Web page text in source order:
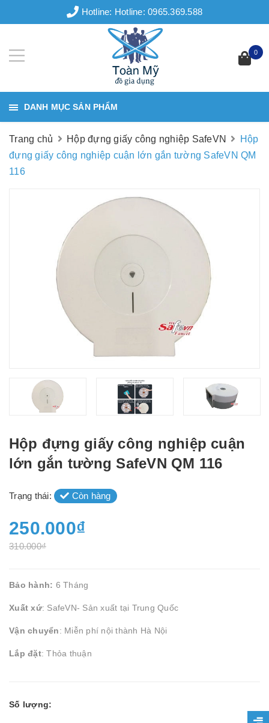
Hotline: Hotline: 0965.369.588
0
DANH MỤC SẢN PHẨM
Trang chủ Hộp đựng giấy công nghiệp SafeVN
Hộp
đựng giấy công nghiệp cuận lớn gắn tường SafeVN QM
116
Hộp đựng giấy công nghiệp cuận
lớn gắn tường SafeVN QM 116
Trạng thái: Còn hàng
250.000₫
310.000₫
Bảo hành: 6 Tháng
Xuất xứ: SafeVN- Sản xuất tại Trung Quốc
Vận chuyển: Miễn phí nội thành Hà Nội
Lắp đặt: Thỏa thuận
Số lượng: